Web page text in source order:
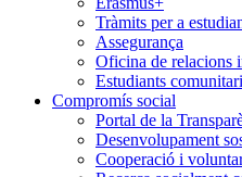
Tràmits per a
Assegurança
Oficina de relacions
Estudiants
Compromís social
Portal de la
Desenvolupament
Cooperació i